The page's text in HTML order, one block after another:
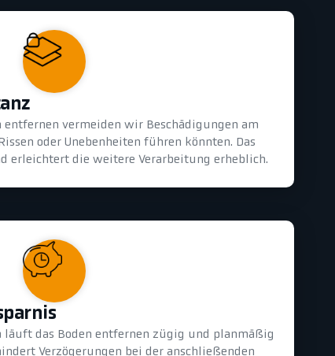
entfernen vermeiden wir Beschädigungen am
oder Unebenheiten führen könnten. Das
erleichtert die weitere Verarbeitung erheblich.
läuft das Boden entfernen zügig und planmäßig
Verzögerungen bei der anschließenden